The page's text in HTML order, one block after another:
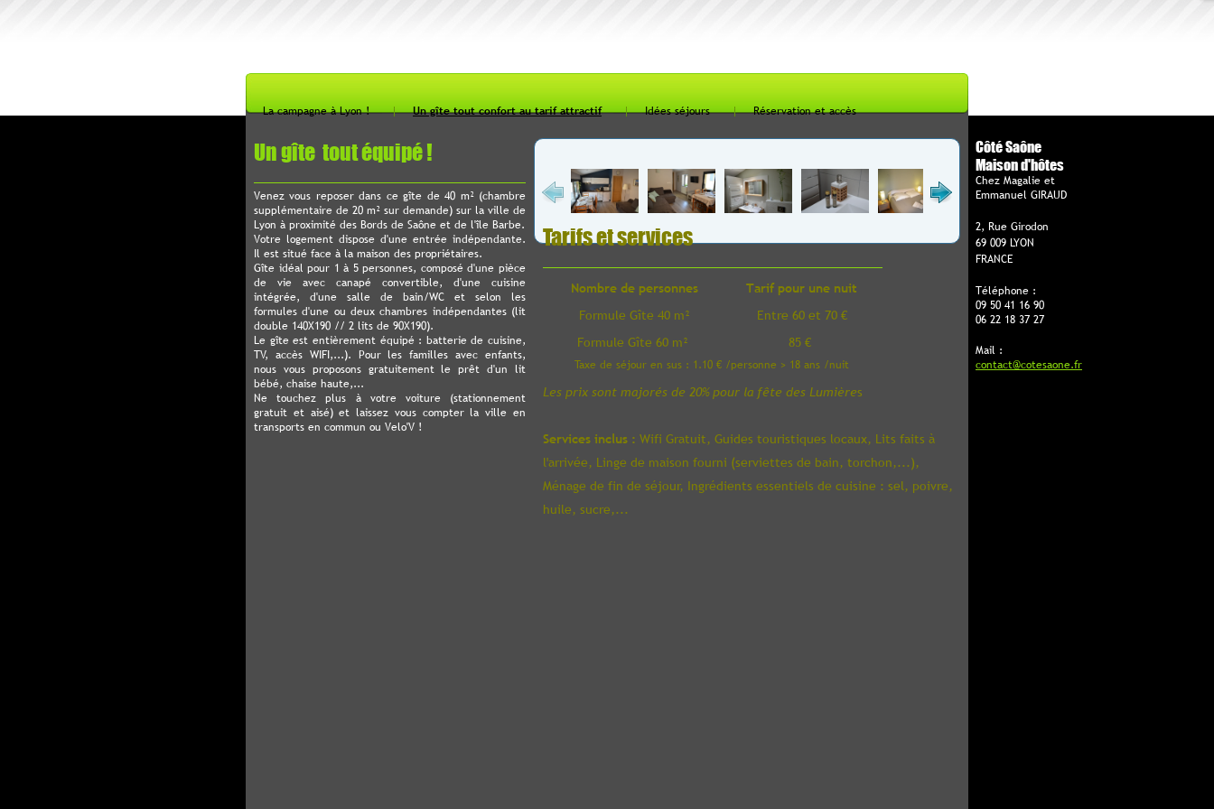
La campagne à Lyon ! Un gîte tout confort au tarif attractif Idées séjours Réservation et accès
Côté Saône
Maison d'hôtes
Chez Magalie et
Emmanuel GIRAUD
2, Rue Girodon
69 009 LYON
FRANCE
Téléphone :
09 50 41 16 90
06 22 18 37 27
Mail :
contact@cotesaone.fr
Un gîte tout équipé !
Venez vous reposer dans ce gîte de 40 m² (chambre
supplémentaire de 20 m² sur demande) sur la ville de
Lyon à proximité des Bords de Saône et de l'île Barbe.
Votre logement dispose d'une entrée indépendante.
Il est situé face à la maison des propriétaires.
Gîte idéal pour 1 à 5 personnes, composé d'une pièce
de vie avec canapé convertible, d'une cuisine
intégrée, d'une salle de bain/WC et selon les
formules d'une ou deux chambres indépendantes (lit
double 140X190 // 2 lits de 90X190).
Le gîte est entièrement équipé : batterie de cuisine,
TV, accès WIFI,...). Pour les familles avec enfants,
nous vous proposons gratuitement le prêt d'un lit
bébé, chaise haute,...
Ne touchez plus à votre voiture (stationnement
gratuit et aisé) et laissez vous compter la ville en
transports en commun ou Velo'V !
Tarifs et services
Nombre de personnes
Tarif pour une nuit
Formule Gîte 40 m²
Entre 60 et 70 €
Formule Gîte 60 m²
85 €
Taxe de séjour en sus : 1.10 € /personne > 18 ans /nuit
Les prix sont majorés de 20% pour la fête des Lumières
Services inclus : Wifi Gratuit, Guides touristiques locaux, Lits faits à
l'arrivée, Linge de maison fourni (serviettes de bain, torchon,...),
Ménage de fin de séjour, Ingrédients essentiels de cuisine : sel, poivre,
huile, sucre,...